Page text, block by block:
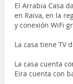
El Arrabia Casa
en Raiva, en la
y conexión WiFi
La casa tiene TV
La casa cuenta
Eira cuenta con